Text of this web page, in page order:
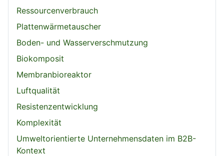
Ressourcenverbrauch
Plattenwärmetauscher
Boden- und Wasserverschmutzung
Biokomposit
Membranbioreaktor
Luftqualität
Resistenzentwicklung
Komplexität
Umweltorientierte Unternehmensdaten im B2B-
Kontext